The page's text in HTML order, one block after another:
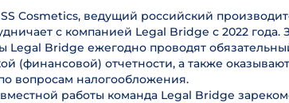
Cosmetics, ведущий российский
с компанией Legal Bridge с 2022 года.
Legal Bridge ежегодно проводят
(финансовой) отчетности, а также
вопросам налогообложения.
работы команда Legal Bridge